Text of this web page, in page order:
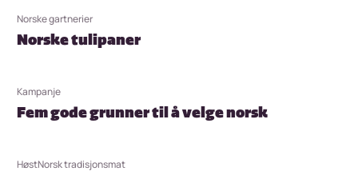
Norske gartnerier
Norske tulipaner
Kampanje
Fem gode grunner til å velge norsk
HøstNorsk tradisjonsmat